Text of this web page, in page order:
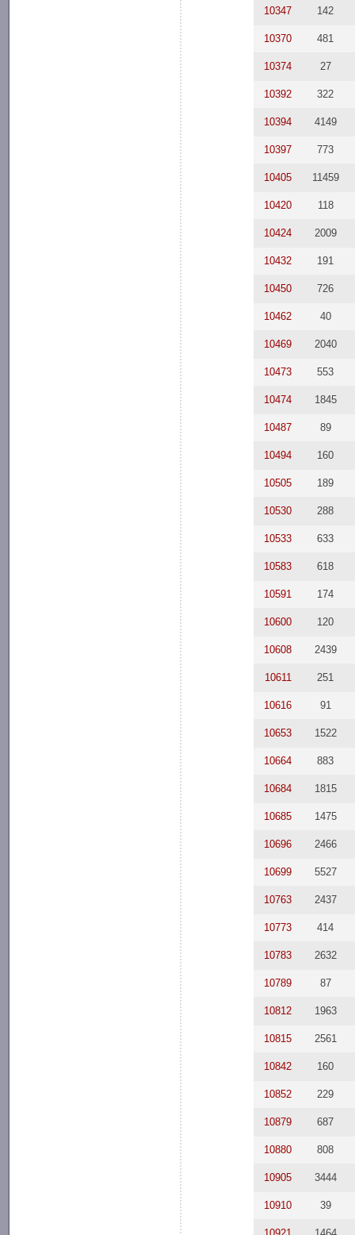
10347 142
10370 481
10374 27
10392 322
10394 4149
10397 773
10405 11459
10420 118
10424 2009
10432 191
10450 726
10462 40
10469 2040
10473 553
10474 1845
10487 89
10494 160
10505 189
10530 288
10533 633
10583 618
10591 174
10600 120
10608 2439
10611 251
10616 91
10653 1522
10664 883
10684 1815
10685 1475
10696 2466
10699 5527
10763 2437
10773 414
10783 2632
10789 87
10812 1963
10815 2561
10842 160
10852 229
10879 687
10880 808
10905 3444
10910 39